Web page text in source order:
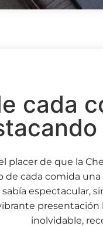
cada
de que la
de cada comida
espectacular,
inolvidable,